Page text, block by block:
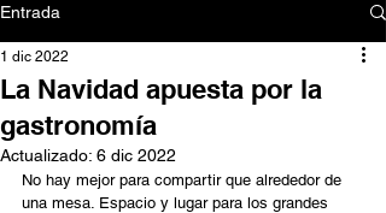
Entrada
La Navidad apuesta por la
gastronomía
1 dic 2022
Actualizado: 6 dic 2022
No hay mejor para compartir que alrededor de
una mesa. Espacio y lugar para los grandes